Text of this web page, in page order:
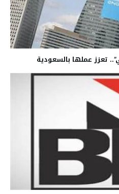
تعزز عملها بالسعودية